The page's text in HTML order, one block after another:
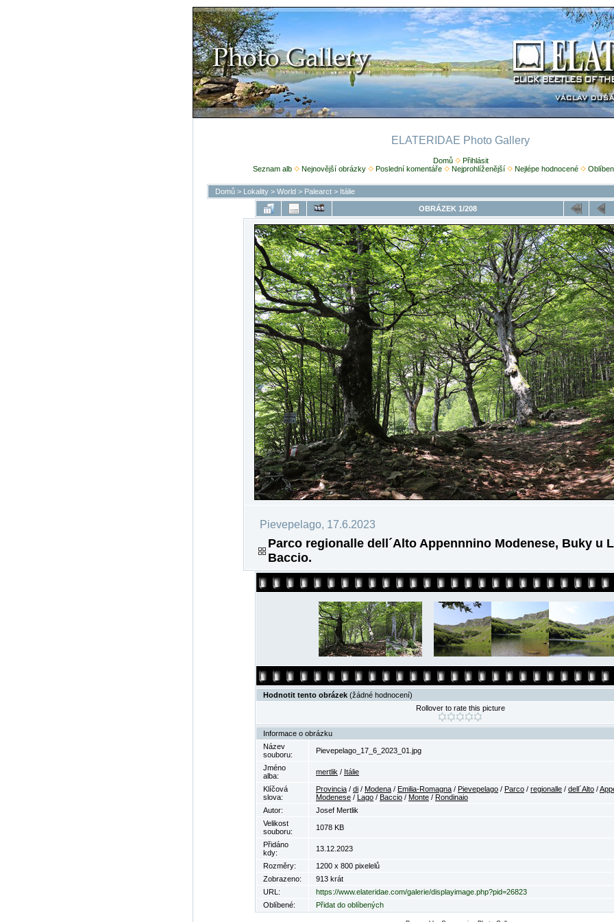
ELATERIDAE Photo Gallery
Domů
Přihlásit
Seznam alb
Nejnovější obrázky Poslední komentáře Nejprohlíženější Nejlépe hodnocené
Domů> Lokality> World> Palearct> Itálie
OBRÁZEK 1/208
Pievepelago, 17.6.2023
Parco regionalle dell´Alto Appennnino Modenese, Buky u
Baccio.
Hodnotit tento obrázek (žádné hodnocení)
Rollover to rate this picture
Informace o obrázku
Název
souboru:
Pievepelago_17_6_2023_01.jpg
Jméno
alba:
mertlik / Itálie
Klíčová
slova:
Provincia / di / Modena / Emilia-Romagna / Pievepelago / Parco / regionalle / dell´Alto /
Modenese / Lago / Baccio / Monte / Rondinaio
Autor:
Josef Mertlik
Velikost
souboru:
1078 KB
Přidáno
kdy:
13.12.2023
Rozměry:
1200 x 800 pixelelů
Zobrazeno:
913 krát
URL:
https://www.elateridae.com/galerie/displayimage.php?pid=26823
Oblíbené:
Přidat do oblíbených